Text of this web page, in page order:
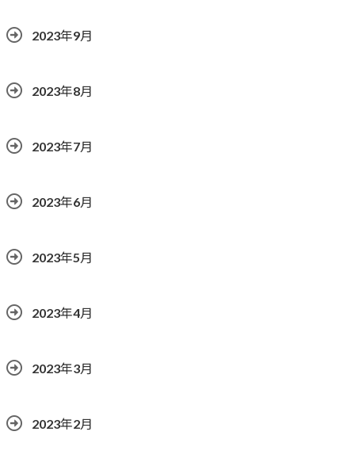
2023年9月
2023年8月
2023年7月
2023年6月
2023年5月
2023年4月
2023年3月
2023年2月